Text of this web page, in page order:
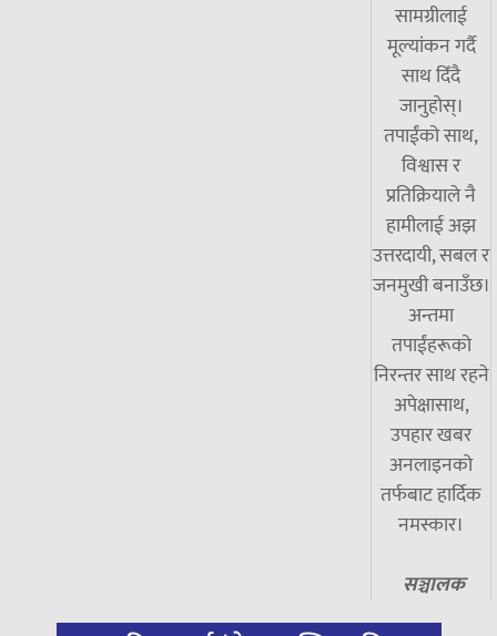
सामग्रीलाई
मूल्यांकन गर्दै
साथ दिँदै
जानुहोस्।
तपाईंको साथ,
विश्वास र
प्रतिक्रियाले नै
हामीलाई अझ
उत्तरदायी, सबल र
जनमुखी बनाउँछ।
अन्तमा
तपाईंहरूको
निरन्तर साथ रहने
अपेक्षासाथ,
उपहार खबर
अनलाइनको
तर्फबाट हार्दिक
नमस्कार।
सञ्चालक